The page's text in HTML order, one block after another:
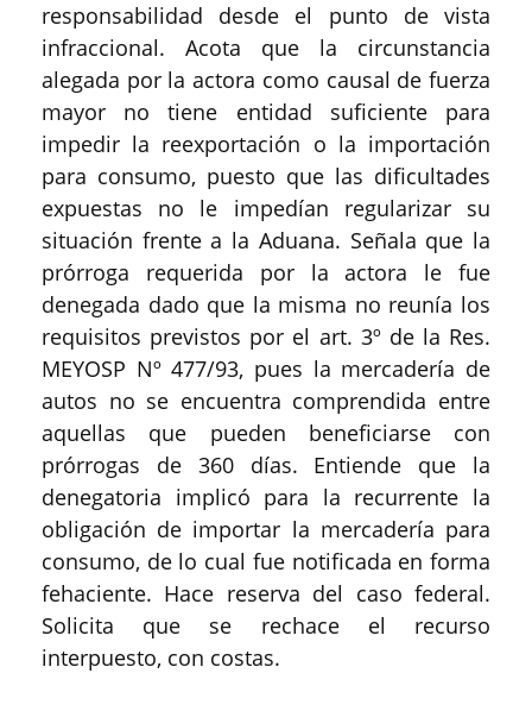
responsabilidad desde el punto de vista
infraccional. Acota que la circunstancia
alegada por la actora como causal de fuerza
mayor no tiene entidad suficiente para
impedir la reexportación o la importación
para consumo, puesto que las dificultades
expuestas no le impedían regularizar su
situación frente a la Aduana. Señala que la
prórroga requerida por la actora le fue
denegada dado que la misma no reunía los
requisitos previstos por el art. 3º de la Res.
MEYOSP Nº 477/93, pues la mercadería de
autos no se encuentra comprendida entre
aquellas que pueden beneficiarse con
prórrogas de 360 días. Entiende que la
denegatoria implicó para la recurrente la
obligación de importar la mercadería para
consumo, de lo cual fue notificada en forma
fehaciente. Hace reserva del caso federal.
Solicita que se rechace el recurso
interpuesto, con costas.